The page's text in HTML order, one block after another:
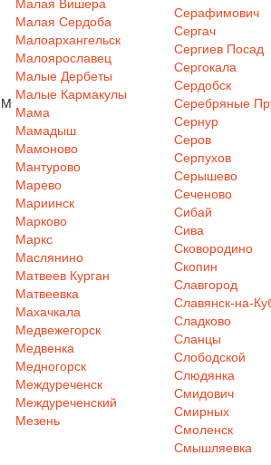
М
Малая Вишера
Малая Сердоба
Малоархангельск
Малоярославец
Малые Дербеты
Малые Кармакулы
Мама
Мамадыш
Мамоново
Мантурово
Марево
Мариинск
Марково
Маркс
Маслянино
Матвеев Курган
Матвеевка
Махачкала
Медвежегорск
Медвенка
Медногорск
Междуреченск
Междуреченский
Мезень
Серафимович
Сергач
Сергиев Посад
Сергокала
Сердобск
Серебряные
Сернур
Серов
Серпухов
Серышево
Сеченово
Сибай
Сива
Сковородино
Скопин
Славгород
Славянск-на-
Сладково
Сланцы
Слободской
Слюдянка
Смидович
Смирных
Смоленск
Смышляевка